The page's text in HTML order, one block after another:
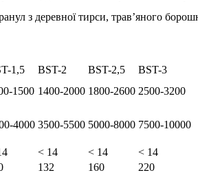
з деревної тирси, трав’яного
1,5 BST-2 BST-2,5
BST-3
1500 1400-2000 1800-2600 2500-3200
4000 3500-5500 5000-8000 7500-10000
< 14 < 14
< 14
132 160
220